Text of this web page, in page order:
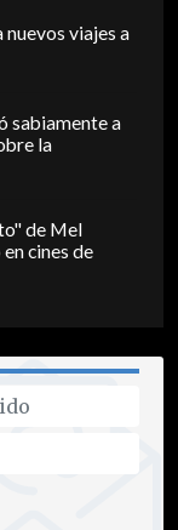
viajes a
sabiamente a
la
de Mel
cines de